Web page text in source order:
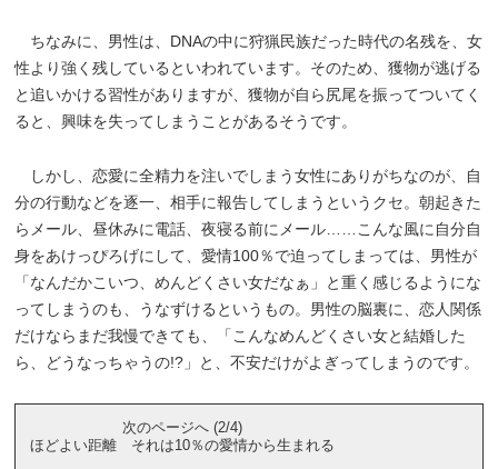
ちなみに、男性は、DNAの中に狩猟民族だった時代の名残を、女
性より強く残しているといわれています。そのため、獲物が逃げる
と追いかける習性がありますが、獲物が自ら尻尾を振ってついてく
ると、興味を失ってしまうことがあるそうです。
しかし、恋愛に全精力を注いでしまう女性にありがちなのが、自
分の行動などを逐一、相手に報告してしまうというクセ。朝起きた
らメール、昼休みに電話、夜寝る前にメール……こんな風に自分自
身をあけっぴろげにして、愛情100％で迫ってしまっては、男性が
「なんだかこいつ、めんどくさい女だなぁ」と重く感じるようにな
ってしまうのも、うなずけるというもの。男性の脳裏に、恋人関係
だけならまだ我慢できても、「こんなめんどくさい女と結婚した
ら、どうなっちゃうの!?」と、不安だけがよぎってしまうのです。
次のページへ (2/4)
ほどよい距離 それは10％の愛情から生まれる